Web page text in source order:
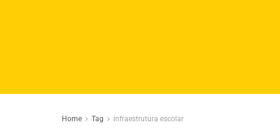
Home Tag infraestrutura escolar